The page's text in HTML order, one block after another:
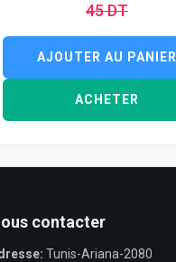
45 DT
AJOUTER AU PANIER
ACHETER
contacter
Tunis-Ariana-2080